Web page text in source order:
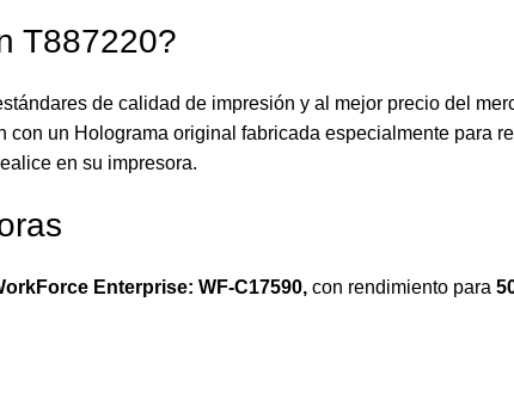
T887220?
de calidad de impresión y al mejor precio del
con un Holograma original fabricada especialmente para
en su impresora.
Enterprise: WF-C17590, con rendimiento para